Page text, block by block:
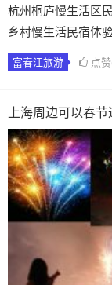
杭州桐庐慢生活区
乡村慢生活民宿体
富春江旅游 点
上海周边可以春